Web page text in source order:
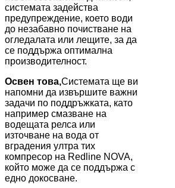
системата задейства
предупреждение, което води
до незабавно почистване на
огледалата или лещите, за да
се поддържа оптимална
производителност.
Освен това,Системата ще ви
напомни да извършите важни
задачи по поддръжката, като
например смазване на
водещата релса или
източване на вода от
вградения ултра тих
компресор на Redline NOVA,
който може да се поддържа с
едно докосване.